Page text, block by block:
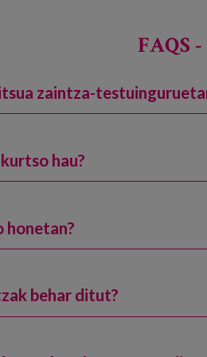
FAQS
zaintza-
hau?
honetan?
behar ditut?